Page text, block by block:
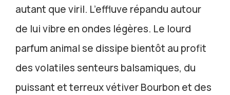
autant que viril. L’effluve répandu autour
de lui vibre en ondes légères. Le lourd
parfum animal se dissipe bientôt au profit
des volatiles senteurs balsamiques, du
puissant et terreux vétiver Bourbon et des